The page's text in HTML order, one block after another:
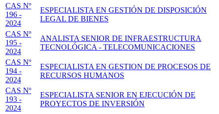
CAS Nº
196 -
2024
ESPECIALISTA EN GESTIÓN DE DISPOSICIÓN
LEGAL DE BIENES
CAS Nº
195 -
2024
ANALISTA SENIOR DE INFRAESTRUCTURA
TECNOLÓGICA - TELECOMUNICACIONES
CAS Nº
194 -
2024
ESPECIALISTA EN GESTION DE PROCESOS DE
RECURSOS HUMANOS
CAS Nº
193 -
2024
ESPECIALISTA SENIOR EN EJECUCIÓN DE
PROYECTOS DE INVERSIÓN